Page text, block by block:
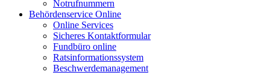
Notrufnummern
Behördenservice Online
Online Services
Sicheres Kontaktformular
Fundbüro online
Ratsinformationssystem
Beschwerdemanagement